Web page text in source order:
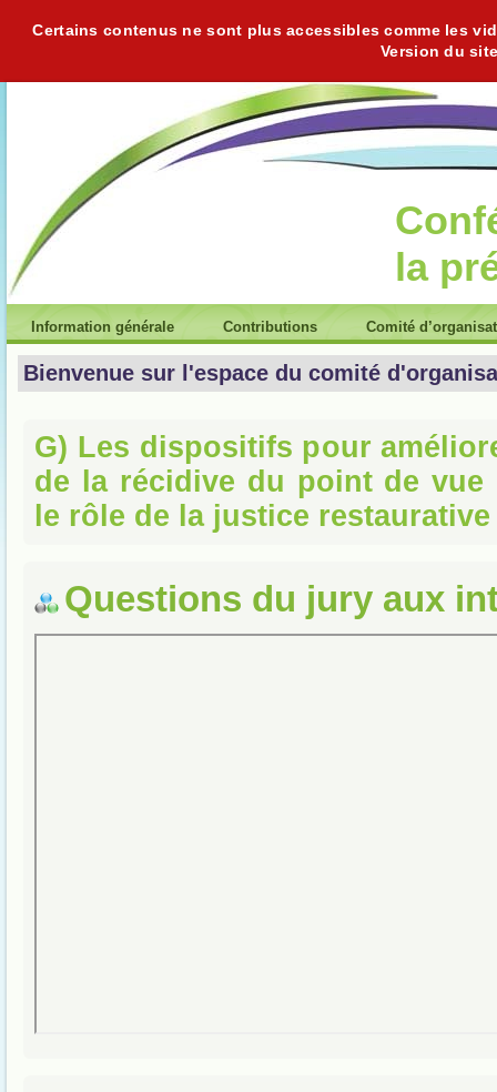
Certains contenus ne sont plus accessibles comme les
Version du
la
Information générale Contributions Comité
Bienvenue sur l'espace du comité
G) Les dispositifs pour
de la récidive du point de vue
le rôle de la justice restaurative
Questions du jury aux